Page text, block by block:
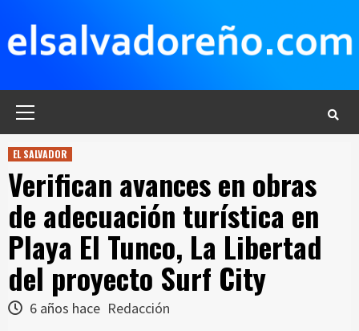
contenido
EL SALVADOR
Verifican avances en obras
de adecuación turística en
Playa El Tunco, La Libertad
del proyecto Surf City
6 años hace Redacción